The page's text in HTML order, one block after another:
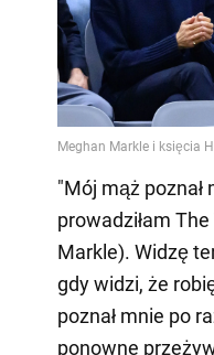
"Mój mąż poznał
prowadziłam
Markle). Widzę
gdy widzi, że
poznał mnie po
ponowne